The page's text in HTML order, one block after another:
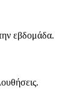
εβδομάδα.